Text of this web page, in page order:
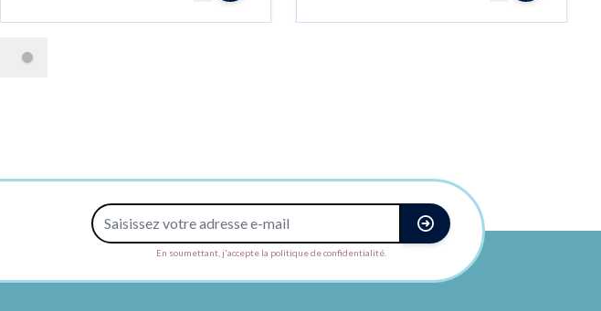
Adresse e-mail
En soumettant, j'accepte la politique de confidentialité.